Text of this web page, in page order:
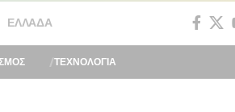
ΕΛΛΆΔΑ
ΤΕΧΝΟΛΟΓΙΑ